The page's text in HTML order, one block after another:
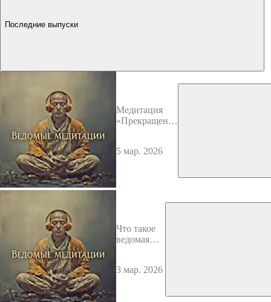
Последние выпуски
Медитация
«Прекращение
5 мар. 2026
Что такое
ведомая
инструкция
3 мар. 2026